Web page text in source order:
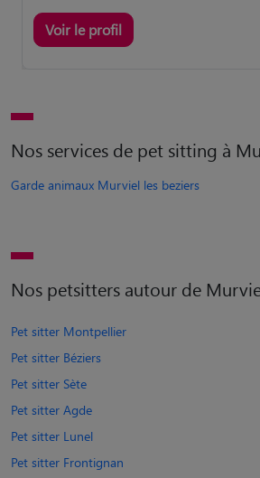
Voir le profil
Nos services de pet sitting à
Garde animaux Murviel les beziers
Nos petsitters autour de
Pet sitter Montpellier
Pet sitter Béziers
Pet sitter Sète
Pet sitter Agde
Pet sitter Lunel
Pet sitter Frontignan